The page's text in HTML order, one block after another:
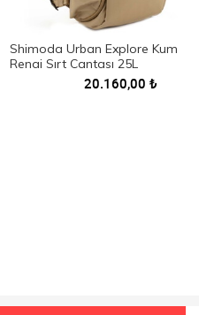
Shimoda Urban Explore Kum
Rengi Sırt Çantası 25L
20.160,00 ₺